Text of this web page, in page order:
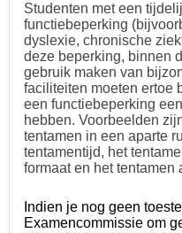
Studenten met een
functiebeperking
dyslexie, chronische
deze beperking, binnen
gebruik maken van
faciliteiten moeten ertoe
een functiebeperking
hebben. Voorbeelden
tentamen in een aparte
tentamentijd, het
formaat en het tentamen
Indien je nog geen
Examencommissie om